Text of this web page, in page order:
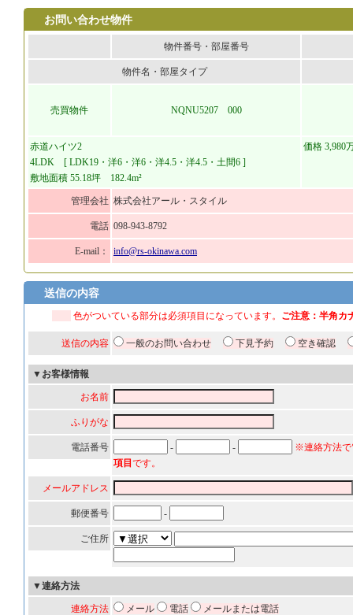
お問い合わせ物件
物件番号・部屋番号
物件名・部屋タイプ
売買物件 NQNU5207 000
赤道ハイツ2
4LDK [ LDK19・洋6・洋6・洋4.5・洋4.5・土間6 ]
敷地面積 55.18坪 182.4m²
価格 3,980
管理会社 株式会社アール・スタイル
電話 098-943-8792
E-mail： info@rs-okinawa.com
送信の内容
色がついている部分は必須項目になっています。 ご注意：半角カ
送信の内容 一般のお問い合わせ 下見予約 空き確認
▼お客様情報
お名前
ふりがな
電話番号 - -
※連絡方法で
項目 です。
メールアドレス
郵便番号 -
ご住所
▼連絡方法
連絡方法 メール 電話 メールまたは電話